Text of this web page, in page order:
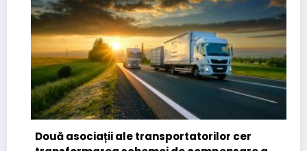
Două asociații ale transportatorilor cer